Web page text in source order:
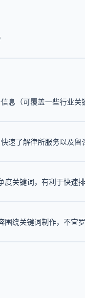
息（可覆盖一些行业关
速了解律所服务以及留
关键词，有利于快速排
绕关键词制作，不宜罗